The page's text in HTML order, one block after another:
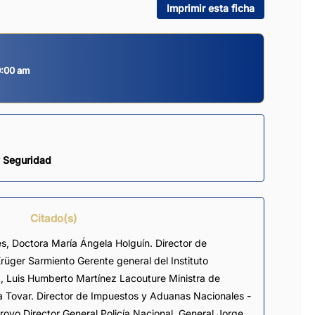
Imprimir esta ficha
am
Citado(s)
Doctora María Ángela Holguín. Director de
Sarmiento Gerente general del Instituto
Luis Humberto Martínez Lacouture Ministra de
Tovar. Director de Impuestos y Aduanas Nacionales -